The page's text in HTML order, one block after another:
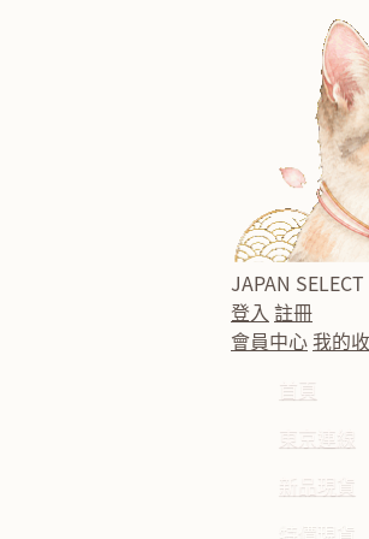
JAPAN SELECT
登入 註冊
會員中心我的
首頁
東京連線
新品現貨
特價現貨